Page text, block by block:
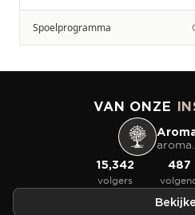
Spoelprogramma
VAN ONZE
15,342
volgers
487